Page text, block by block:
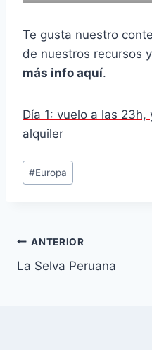
Te gusta nuestro
de nuestros recursos
más info aquí.
Día 1: vuelo a las
alquiler
Etiquetas
de
#Europa
Navegación
de
ANTERIOR
La Selva Peruana